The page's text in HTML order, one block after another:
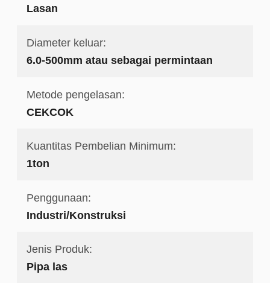
Lasan
Diameter keluar:
6.0-500mm atau sebagai permintaan
Metode pengelasan:
CEKCOK
Kuantitas Pembelian Minimum:
1ton
Penggunaan:
Industri/Konstruksi
Jenis Produk:
Pipa las